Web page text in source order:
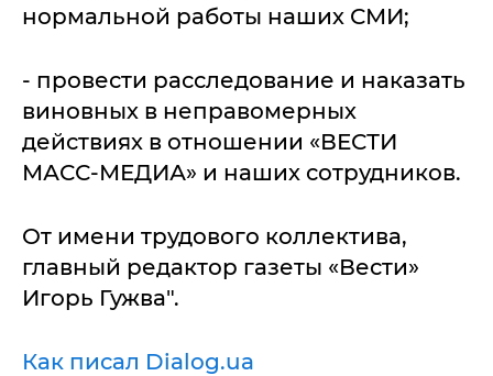
нормальной работы наших СМИ;
- провести расследование и наказать
виновных в неправомерных
действиях в отношении «ВЕСТИ
МАСС-МЕДИА» и наших сотрудников.
От имени трудового коллектива,
главный редактор газеты «Вести»
Игорь Гужва".
Как писал Dialog.ua